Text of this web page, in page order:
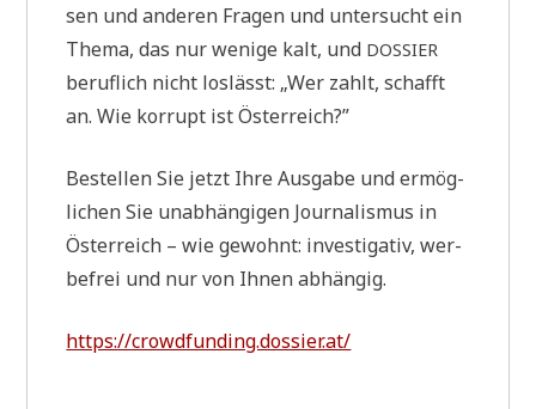
sen und ande­ren Fra­gen und unter­sucht ein
The­ma, das nur weni­ge kalt, und DOSSIER
beruf­lich nicht los­lässt: „Wer zahlt, schafft
an. Wie kor­rupt ist Österreich?”
Bestel­len Sie jetzt Ihre Aus­ga­be und ermög­
li­chen Sie unab­hän­gi­gen Jour­na­lis­mus in
Öster­reich – wie gewohnt: inve­sti­ga­tiv, wer­
be­frei und nur von Ihnen abhängig.
https://crowdfunding.dossier.at/